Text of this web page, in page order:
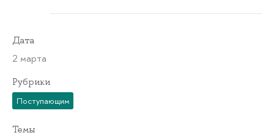
Дата
2 марта
Рубрики
Поступающим
Темы